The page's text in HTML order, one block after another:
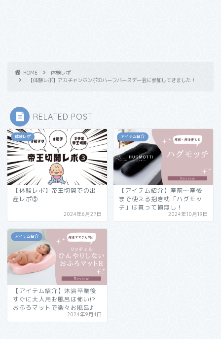
HOME
体験レポ
【体験レポ】アカチャンホンポのハーフバースデー会に参加してきました！
RELATED POST
体験レポ
【体験レポ】帝王切開での出
産レポ③
2024年6月27日
アイテム紹介
【アイテム紹介】産前〜産後
まで使える抱き枕「ハグモッ
チ」は買って損無し！
2024年10月19日
アイテム紹介
【アイテム紹介】沐浴卒業後
すぐに大人用お風呂は怖い!?
おふろマットで楽々お風呂♪
2024年9月4日